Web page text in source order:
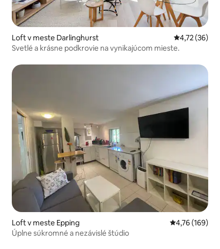
Loft v meste Darlinghurst Priemerné
4,72 (36)
Svetlé a krásne podkrovie na vynikajúcom mieste.
Loft v meste Epping Priemerné
4,76 (169)
Úplne súkromné a nezávislé štúdio